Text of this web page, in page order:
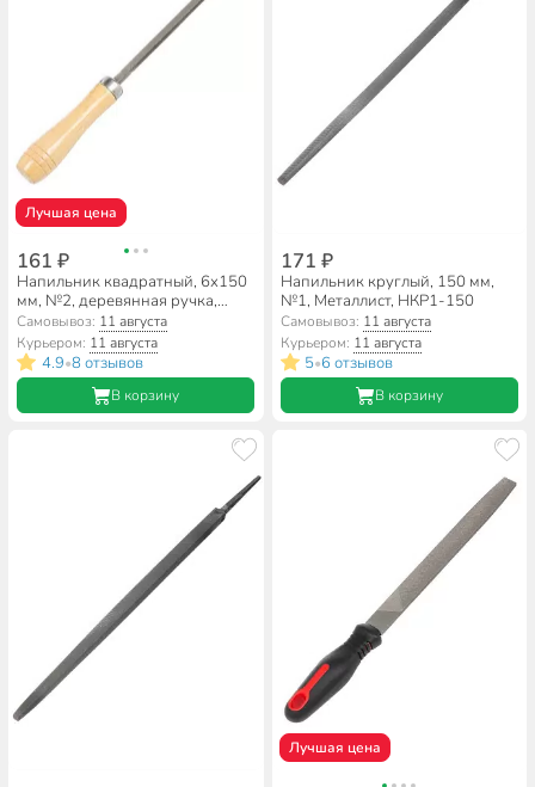
Лучшая цена
161 ₽
Напильник квадратный, 6х150
мм, №2, деревянная ручка,
Bartex, 12001
Самовывоз: 11 августа
Курьером: 11 августа
4.9•8 отзывов
В корзину
171 ₽
Напильник круглый, 150 мм,
№1, Металлист, НКР1-150
Самовывоз: 11 августа
Курьером: 11 августа
5•6 отзывов
В корзину
Лучшая цена